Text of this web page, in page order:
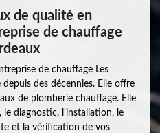
de qualité en
de chauffage
de chauffage Les
des décennies. Elle offre
de plomberie chauffage. Elle
diagnostic, l'installation, le
et la vérification de vos